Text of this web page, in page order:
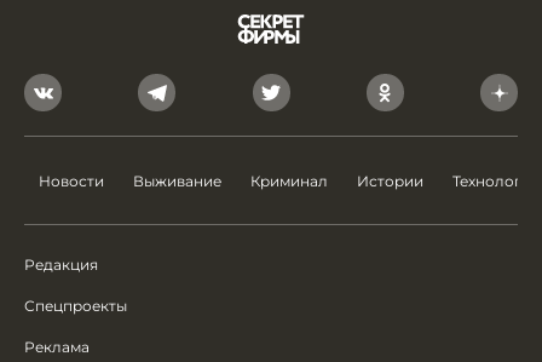
Новости Выживание Криминал Истории Технологии
Редакция
Спецпроекты
Реклама